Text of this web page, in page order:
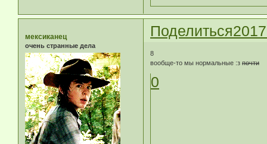
Поделиться
мексиканец
очень странные дела
8
вообще-то мы нормальные :зпочти
0